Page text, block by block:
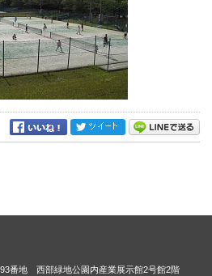
番地 西部緑地公園内産業展示館2号館2階